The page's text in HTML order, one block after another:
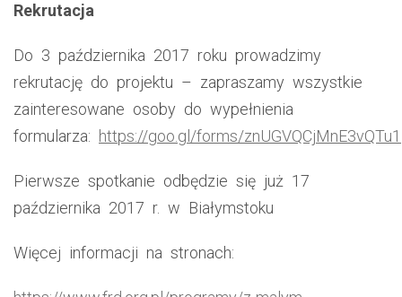
Rekrutacja
Do 3 października 2017 roku prowadzimy
rekrutację do projektu – zapraszamy wszystkie
zainteresowane osoby do wypełnienia
formularza: https://goo.gl/forms/znUGVQCjMnE3vQTu1
Pierwsze spotkanie odbędzie się już 17
października 2017 r. w Białymstoku
Więcej informacji na stronach: